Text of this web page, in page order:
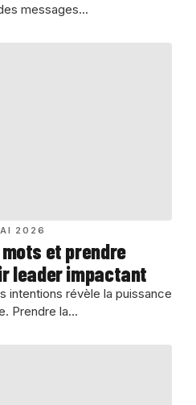
messages...
2026
et prendre
leader impactant
intentions révèle la puissance
Prendre la...